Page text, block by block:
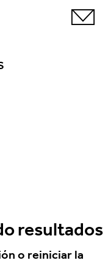
resultados
o reiniciar la